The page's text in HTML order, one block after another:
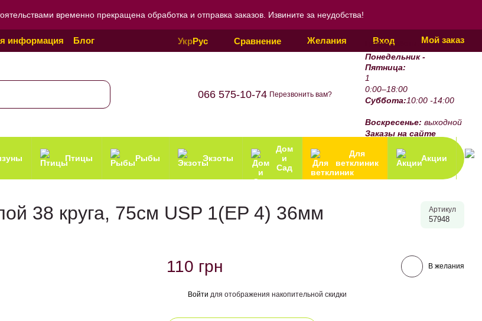
временно прекращена обработка и отправка заказов. Извините за неудобства!
информация
Блог
УкрРус Сравнение Желания Вход Мой заказ
066 575-10-74 Перезвонить вам?
График работы:
Понедельник -
Пятница:
1
0:00–18:00
Суббота:10:00 -14:00
Воскресенье: выходной
Заказы на сайте
Птицы Рыбы Экзоты
Дом
и
Сад
Для
ветклиник
Акции
38 круга, 75см USP 1(EP 4) 36мм Артикул
57948
110 грн В желания
Войти для отображения накопительной скидки